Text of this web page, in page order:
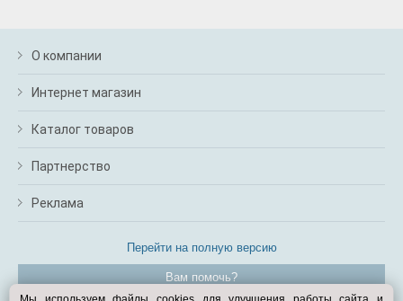
О компании
Интернет магазин
Каталог товаров
Партнерство
Реклама
Перейти на полную версию
Вам помочь?